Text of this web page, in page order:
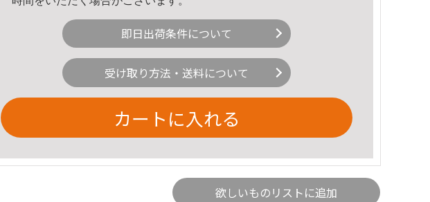
即日出荷条件について
受け取り方法・送料について
カートに入れる
欲しいものリストに追加